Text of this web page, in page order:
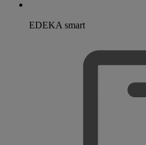
EDEKA smart